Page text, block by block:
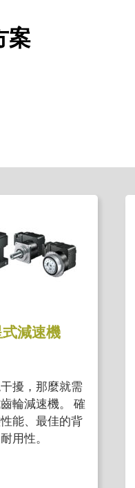
案
減速機
擾，那麼就需
輪減速機。 確
能、最佳的背
用性。